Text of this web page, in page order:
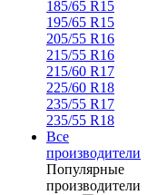
185/65 R15
195/65 R15
205/55 R16
215/55 R16
215/60 R17
225/60 R18
235/55 R17
235/55 R18
Все
производители
Популярные
производители